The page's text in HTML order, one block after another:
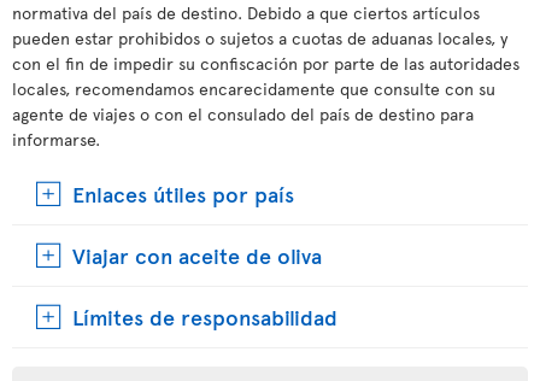
normativa del país de destino. Debido a que ciertos artículos
pueden estar prohibidos o sujetos a cuotas de aduanas locales, y
con el fin de impedir su confiscación por parte de las autoridades
locales, recomendamos encarecidamente que consulte con su
agente de viajes o con el consulado del país de destino para
informarse.
Enlaces útiles por país
Viajar con aceite de oliva
Límites de responsabilidad